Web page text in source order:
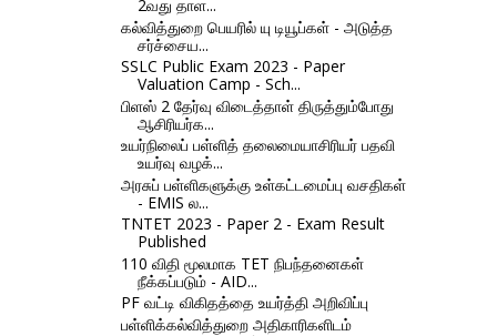
2வது தாள...
கல்வித்துறை பெயரில் யு டியூப்கள் - அடுத்த
சர்ச்சைய...
SSLC Public Exam 2023 - Paper
Valuation Camp - Sch...
பிளஸ் 2 தேர்வு விடைத்தாள் திருத்தும்போது
ஆசிரியர்க...
உயர்நிலைப் பள்ளித் தலைமையாசிரியர் பதவி
உயர்வு வழக்...
அரசுப் பள்ளிகளுக்கு உள்கட்டமைப்பு வசதிகள்
- EMIS ல...
TNTET 2023 - Paper 2 - Exam Result
Published
110 விதி மூலமாக TET நிபந்தனைகள்
நீக்கப்படும் - AID...
PF வட்டி விகிதத்தை உயர்த்தி அறிவிப்பு
பள்ளிக்கல்வித்துறை அதிகாரிகளிடம்